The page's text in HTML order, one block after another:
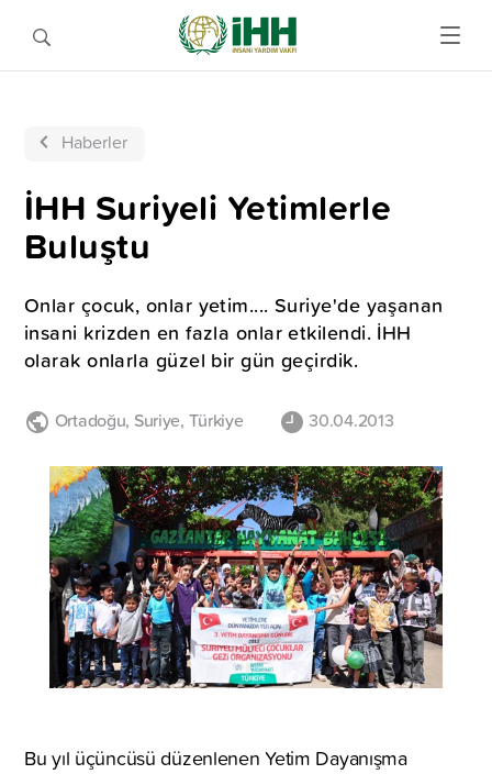
Haberler
İHH Suriyeli Yetimlerle
Buluştu
Onlar çocuk, onlar yetim.... Suriye'de yaşanan
insani krizden en fazla onlar etkilendi. İHH
olarak onlarla güzel bir gün geçirdik.
Ortadoğu, Suriye, Türkiye 30.04.2013
Bu yıl üçüncüsü düzenlenen Yetim Dayanışma